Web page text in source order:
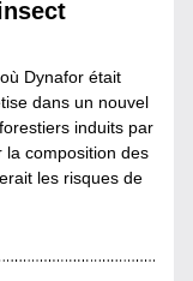
Dynafor était
dans un nouvel
induits par
la composition des
les risques de